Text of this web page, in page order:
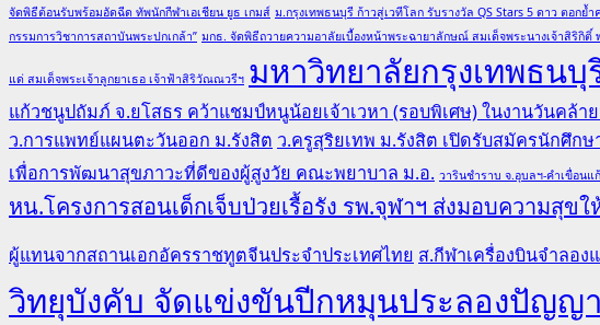
จัดพิธีต้อนรับพร้อมอัดฉีด ทัพนักกีฬาเอเชียน ยูธ เกมส์ ม.กรุงเทพธนบุรี ก้าวสู่เวทีโลก รับรางวัล QS Stars 5 ดาว ตอกย้
กรรมการวิชาการสถาบันพระปกเกล้า” มกธ. จัดพิธีถวายความอาลัยเบื้องหน้าพระฉายาลักษณ์ สมเด็จพระนางเจ้าสิริ
แด่ สมเด็จพระเจ้าลูกยาเธอ เจ้าฟ้าสิริวัณณวรีฯ มหาวิทยาลัยกรุงเทพธนบุ
แก้วชนูปถัมภ์ จ.ยโสธร คว้าแชมป์หนูน้อยเจ้าเวหา (รอบพิเศษ) ในงานวันคล้า
ว.การแพทย์แผนตะวันออก ม.รังสิต ว.ครูสุริยเทพ ม.รังสิต เปิดรับสมัครนักศึก
เพื่อการพัฒนาสุขภาวะที่ดีของผู้สูงวัย คณะพยาบาล ม.อ. วารินชำราบ จ.อุบลฯ-คำเขื่อนแ
หน.โครงการสอนเด็กเจ็บป่วยเรื้อรัง รพ.จุฬาฯ ส่งมอบความสุข
ผู้แทนจากสถานเอกอัครราชทูตจีนประจำประเทศไทย ส.กีฬาเครื่องบินจำลอง
วิทยุบังคับ จัดแข่งขันปีกหมุนประลองปัญญ